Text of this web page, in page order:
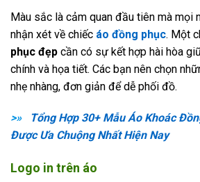
Màu sắc là cảm quan đầu tiên mà mọi
nhận xét về chiếc áo đồng phục. Một
phục đẹp cần có sự kết hợp hài hòa
chính và họa tiết. Các bạn nên chọn
nhẹ nhàng, đơn giản để dễ phối đồ.
>»
Tổng Hợp 30+ Mẫu Áo Khoác
Được Ưa Chuộng Nhất Hiện Nay
Logo in trên áo